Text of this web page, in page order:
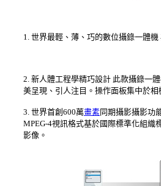
1. 世界最輕、薄、巧的數位攝錄一體
2. 新人體工程學精巧設計 此款攝錄一
美呈現、引人注目。操作面板集中於
3. 世界首創600萬畫素同期攝影攝影功
MPEG-4視訊格式基於國際標準化組織
影像。